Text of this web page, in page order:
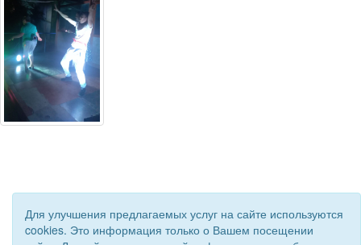
Для улучшения предлагаемых услуг на сайте используются
cookies. Это информация только о Вашем посещении